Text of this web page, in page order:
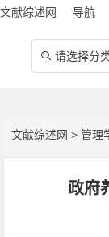
文献综述网 导航
 请选择分
文献综述网 >管理
政府